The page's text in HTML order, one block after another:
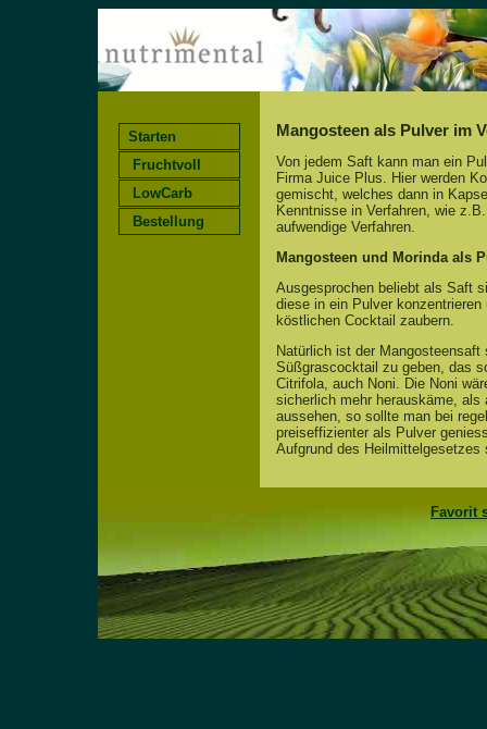
Starten
Fruchtvoll
LowCarb
Bestellung
Mangosteen als Pulver im
Von jedem Saft kann man ein
Firma Juice Plus. Hier werden
gemischt, welches dann in
Kenntnisse in Verfahren, wie
aufwendige Verfahren.
Mangosteen und Morinda als
Ausgesprochen beliebt als Saft
diese in ein Pulver
köstlichen Cocktail zaubern.
Natürlich ist der
Süßgrascocktail zu geben, das
Citrifola, auch Noni. Die Noni
sicherlich mehr herauskäme, als
aussehen, so sollte man bei
preiseffizienter als Pulver
Aufgrund des
Favorit